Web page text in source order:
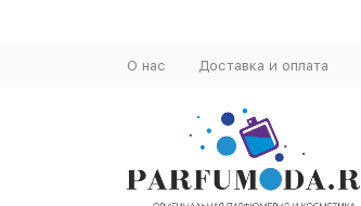
О нас Доставка и оплата